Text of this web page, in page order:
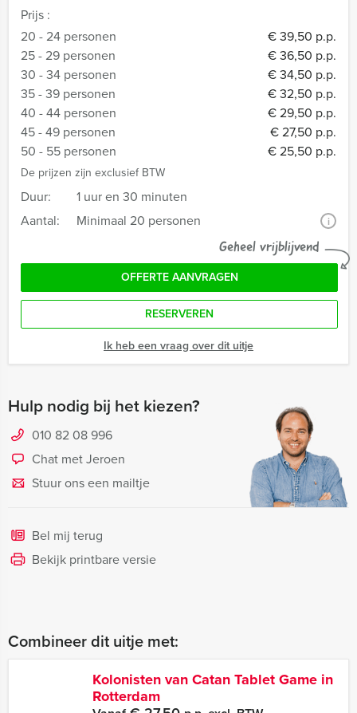
Prijs :
20 - 24 personen
€ 39,50 p.p.
25 - 29 personen
€ 36,50 p.p.
30 - 34 personen
€ 34,50 p.p.
35 - 39 personen
€ 32,50 p.p.
40 - 44 personen
€ 29,50 p.p.
45 - 49 personen
€ 27,50 p.p.
50 - 55 personen
€ 25,50 p.p.
De prijzen zijn exclusief BTW
Duur:
1 uur en 30 minuten
Aantal:
Minimaal 20 personen i
Geheel vrijblijvend
OFFERTE AANVRAGEN
RESERVEREN
Ik heb een vraag over dit uitje
Hulp nodig bij het kiezen?
010 82 08 996
Chat met Jeroen
Stuur ons een mailtje
Bel mij terug
Bekijk printbare versie
Combineer dit uitje met:
Kolonisten van Catan Tablet Game in
Rotterdam